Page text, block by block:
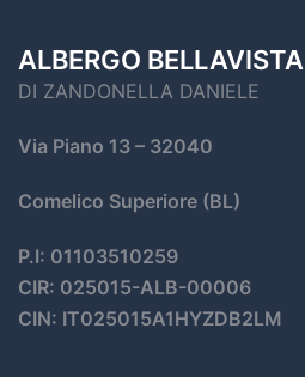
ALBERGO BELLAVISTA
DI ZANDONELLA DANIELE
Via Piano 13 – 32040
Comelico Superiore (BL)
P.I: 01103510259
CIR: 025015-ALB-00006
CIN: IT025015A1HYZDB2LM